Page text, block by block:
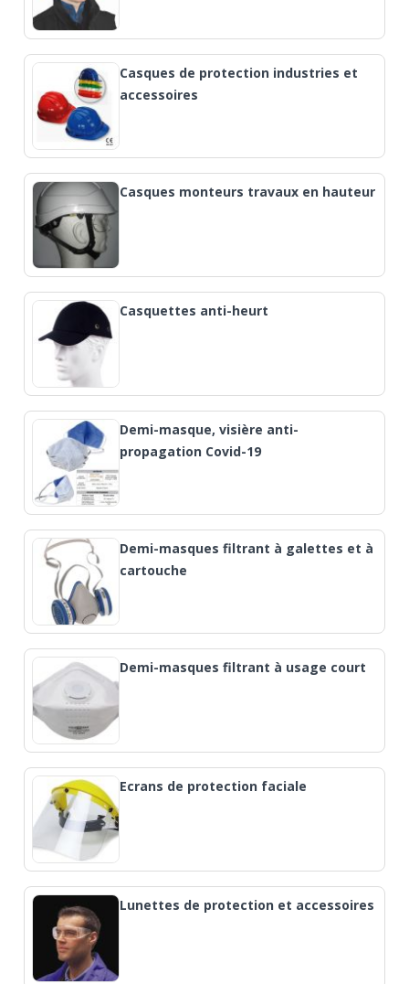
Casques de protection industries et
accessoires
Casques monteurs travaux en hauteur
Casquettes anti-heurt
Demi-masque, visière anti-
propagation Covid-19
Demi-masques filtrant à galettes et à
cartouche
Demi-masques filtrant à usage court
Ecrans de protection faciale
Lunettes de protection et accessoires